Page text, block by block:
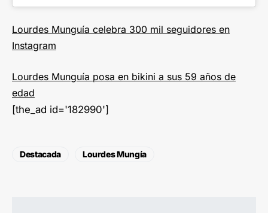
Lourdes Munguía celebra 300 mil seguidores en
Instagram
Lourdes Munguía posa en bikini a sus 59 años de
edad
[the_ad id='182990']
Destacada Lourdes Mungía